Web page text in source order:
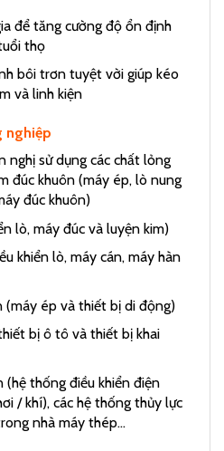
để tăng cường độ ổn định
thọ
bôi trơn tuyệt vời giúp kéo
và linh kiện
nghiệp
nghị sử dụng các chất lỏng
đúc khuôn (máy ép, lò nung
đúc khuôn)
lò, máy đúc và luyện kim)
khiển lò, máy cán, máy hàn
ép và thiết bị di động)
bị ô tô và thiết bị khai
(hệ thống điều khiển điện
/ khí), các hệ thống thủy lực
nhà máy thép…